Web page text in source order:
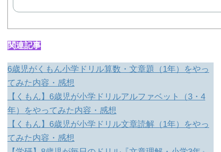
関連記事
6歳児がくもん小学ドリル算数・文章題（1年）をやっ
てみた内容・感想
【くもん】6歳児が小学ドリルアルファベット（3・4
年）をやってみた内容・感想
【くもん】6歳児が小学ドリル文章読解（1年）をやっ
てみた内容・感想